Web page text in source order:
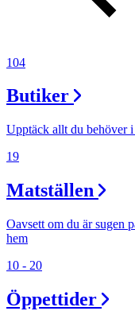
104
Butiker
Upptäck allt du behöver
19
Matställen
Oavsett om du är sugen
hem
10 - 20
Öppettider